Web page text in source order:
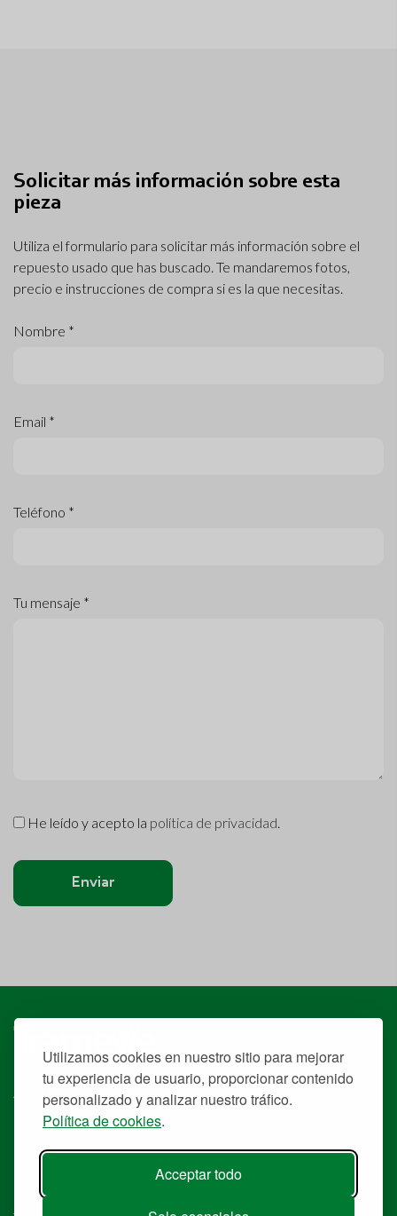
Utilizamos cookies en nuestro sitio para mejorar
tu experiencia de usuario, proporcionar contenido
personalizado y analizar nuestro tráfico.
Política de cookies.
Acceptar todo
Solicitar más información sobre esta
pieza
Utiliza el formulario para solicitar más información sobre el
repuesto usado que has buscado. Te mandaremos fotos,
precio e instrucciones de compra si es la que necesitas.
Nombre *
Email *
Teléfono *
Tu mensaje *
He leído y acepto la política de privacidad
Enviar
Aviso legal
Política de privacidad
Política de Cookies
Canal responsable